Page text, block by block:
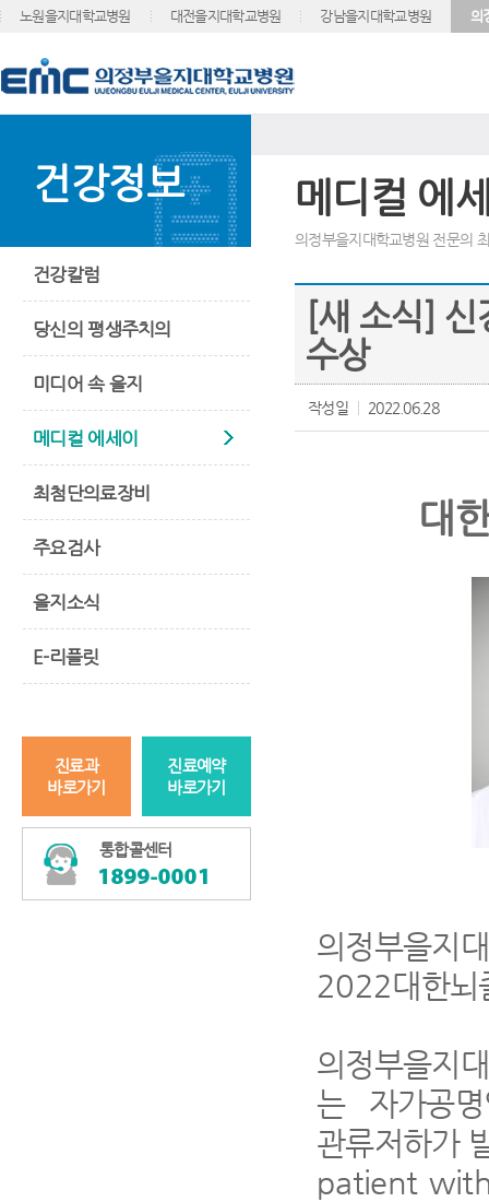
노원을지대학교병원 대전을지대학교병원 강남을지대학교병원 의
건강정보
건강칼럼
당신의 평생주치의
미디어 속 을지
메디컬 에세이
최첨단의료장비
주요검사
을지소식
E-리플릿
진료과
바로가기
진료예약
바로가기
통합콜센터
메디컬 에
의정부을지대학교병원 전문의
[새 소식] 신
수상
작성일 2022.06.28
대
의정부을지
2022대한
의정부을지
는 자가공명
관류저하가
patient